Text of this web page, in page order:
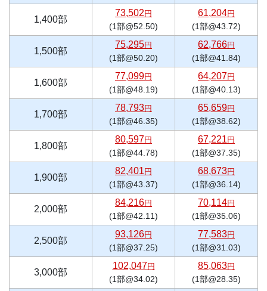
1,400部
73,502 円
(1部@52.50)
61,204円
(1部@43.72)
1,500部
75,295円
(1部@50.20)
62,766円
(1部@41.84)
1,600部
77,099円
(1部@48.19)
64,207円
(1部@40.13)
1,700部
78,793円
(1部@46.35)
65,659円
(1部@38.62)
1,800部
80,597円
(1部@44.78)
67,221 円
(1部@37.35)
1,900部
82,401 円
(1部@43.37)
68,673円
(1部@36.14)
2,000部
84,216円
(1部@42.11)
70,114円
(1部@35.06)
2,500部
93,126円
(1部@37.25)
77,583円
(1部@31.03)
3,000部
102,047円
(1部@34.02)
85,063円
(1部@28.35)